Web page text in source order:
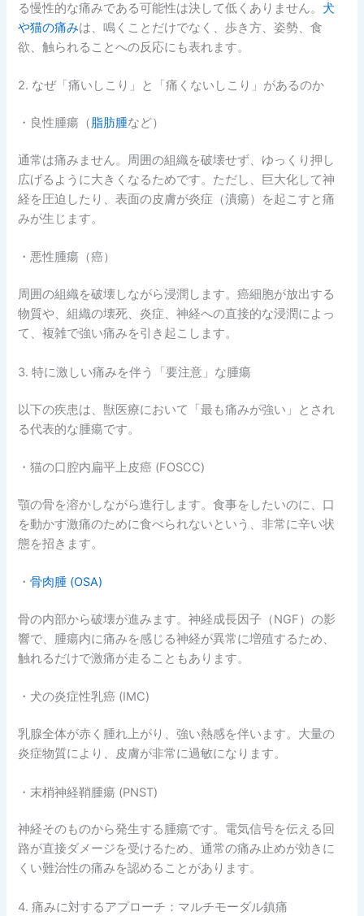
る慢性的な痛みである可能性は決して低くありません。 犬
や猫の痛みは、鳴くことだけでなく、歩き方、姿勢、食
欲、触られることへの反応にも表れます。
2. なぜ「痛いしこり」と「痛くないしこり」があるのか
・良性腫瘍（脂肪腫など）
通常は痛みません。周囲の組織を破壊せず、ゆっくり押し
広げるように大きくなるためです。ただし、巨大化して神
経を圧迫したり、表面の皮膚が炎症（潰瘍）を起こすと痛
みが生じます。
・悪性腫瘍（癌）
周囲の組織を破壊しながら浸潤します。癌細胞が放出する
物質や、組織の壊死、炎症、神経への直接的な浸潤によっ
て、複雑で強い痛みを引き起こします。
3. 特に激しい痛みを伴う「要注意」な腫瘍
以下の疾患は、獣医療において「最も痛みが強い」とされ
る代表的な腫瘍です。
・猫の口腔内扁平上皮癌 (FOSCC)
顎の骨を溶かしながら進行します。食事をしたいのに、口
を動かす激痛のために食べられないという、非常に辛い状
態を招きます。
・骨肉腫 (OSA)
骨の内部から破壊が進みます。神経成長因子（NGF）の影
響で、腫瘍内に痛みを感じる神経が異常に増殖するため、
触れるだけで激痛が走ることもあります。
・犬の炎症性乳癌 (IMC)
乳腺全体が赤く腫れ上がり、強い熱感を伴います。大量の
炎症物質により、皮膚が非常に過敏になります。
・末梢神経鞘腫瘍 (PNST)
神経そのものから発生する腫瘍です。電気信号を伝える回
路が直接ダメージを受けるため、通常の痛み止めが効きに
くい難治性の痛みを認めることがあります。
4. 痛みに対するアプローチ：マルチモーダル鎮痛